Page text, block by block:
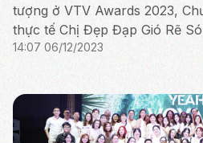
tượng ở VTV Awards 2023,
thực tế Chị Đẹp Đạp Gió Rẽ
cùng 5 ứng cử viên khác qua 2
14:07 06/12/2023